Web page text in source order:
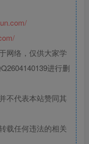
网络，仅供大家学
进行删
不代表本站赞同其
载任何违法的相关